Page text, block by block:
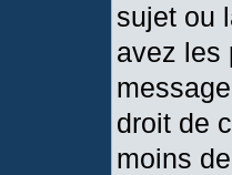
sujet ou
avez les
droit de
moins